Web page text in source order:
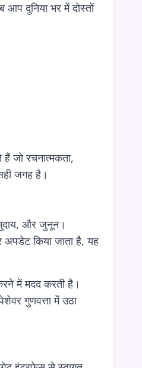
दुनिया भर में दोस्तों
जो रचनात्मकता,
जगह है।
और जुनून।
अपडेट किया जाता है, यह
में मदद करती है।
गुणवत्ता में उठा